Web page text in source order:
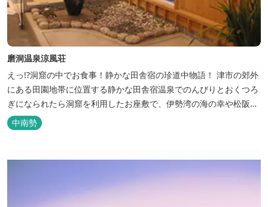
磨洞温泉涼風荘
えっ!?洞窟の中でお食事！静かな田舎宿の珍道中物語！ 津市の郊外
にある田園地帯に位置する静かな田舎宿温泉でのんびりとおくつろ
ぎになられたら洞窟を利用したお座敷で、伊勢湾の海の幸や松阪肉
を山海賊焼きをお召し上がりいただけます。年中20度前後の天然空
調、お客様を不思議な空間にご案内！ ご宴会には、大広間で和食会
いただけます。「白...
中南勢